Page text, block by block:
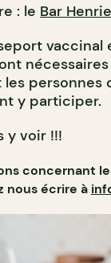
: le Bar
vaccinal
personnes
y participer.
y voir !!!
concernant
nous écrire à